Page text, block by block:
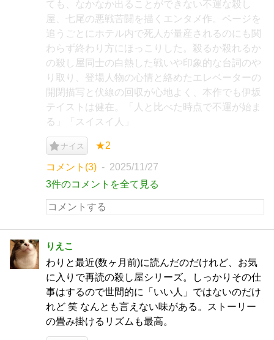
ても、なかなか出ることができない不運な殺し
屋、七尾の悪戦苦闘を描くエンタメ作。ページを
追うごとにホテル内で死人が量産されるのにも関
わらず終わり方にほっこりした。殺るか殺れるか
の殺し屋同士の白熱した戦いや印象的な台詞のや
り取り、登場人物の心情と絡めたエレベーターの
開閉描写と伏線の回収が心地よく、本作でも伊坂
テイストは健在。「人と比べた時点で不運が始ま
る」「スイスイ人」
ナイス ★2
コメント(3)
2025/11/27
3件のコメントを全て見る
りえこ
わりと最近(数ヶ月前)に読んだのだけれど、お気
に入りで再読の殺し屋シリーズ。しっかりその仕
事はするので世間的に「いい人」ではないのだけ
れど 笑 なんとも言えない味がある。ストーリー
の畳み掛けるリズムも最高。